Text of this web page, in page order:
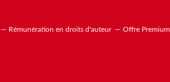
Rémunération en droits d'auteur Offre Premium